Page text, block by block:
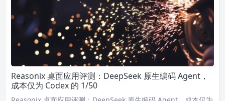
Reasonix 桌面应用评测：DeepSeek 原生编码 Agent，
成本仅为 Codex 的 1/50